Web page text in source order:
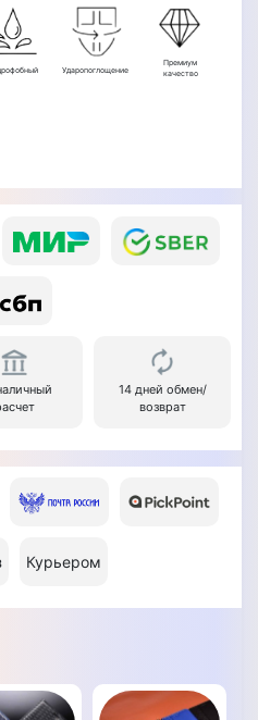
Ударопоглощение
Премиум
качество
14 дней обмен/
возврат
Курьером